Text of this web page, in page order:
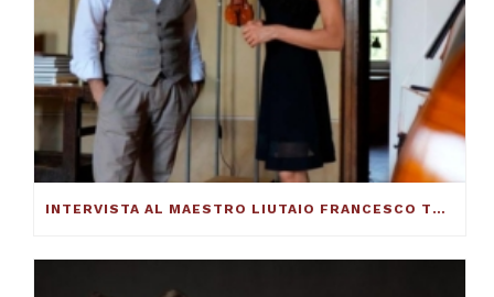
INTERVISTA AL MAESTRO LIUTAIO FRANCESCO TOTO: ECCO COME SI COSTRUISCE UN VIOLINO ECCELLENTE